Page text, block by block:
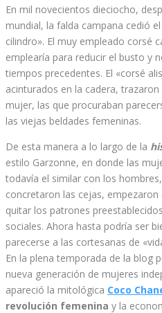
En mil novecientos dieciocho,
mundial, la falda campana cedió
cilindro». El muy empleado corsé
emplearía para reducir el busto y
tiempos precedentes. El «corsé
acinturados en la cadera,
mujer, las que procuraban
las viejas beldades femeninas.
De esta manera a lo largo de la
estilo Garzonne, en donde las
todavía el similar con los
concretaron las cejas,
quitar los patrones
sociales. Ahora hasta podría ser
parecerse a las cortesanas de
En la plena temporada de la blog
nueva generación de mujeres
apareció la mitológica Coco
revolución femenina y la